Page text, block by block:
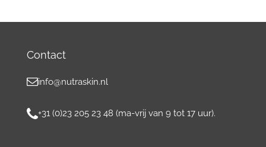
Contact
info@nutraskin.nl
+31 (0)23 205 23 48 (ma-vrij van 9 tot 17 uur).